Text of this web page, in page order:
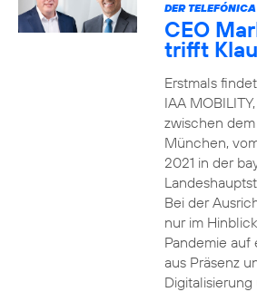
DER
CEO
trifft
Erstmals
IAA
zwischen
München,
2021 in der
Bei der
nur im
Pandemie auf
aus Präsenz